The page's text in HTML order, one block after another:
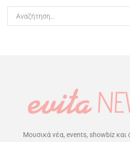
Μουσικά νέα, events, showbiz και